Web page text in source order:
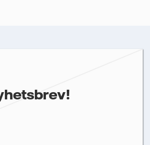
kan vara relevant för dig, behöver vi dina
öppnings- och klickfrekvens. Dina uppgifter